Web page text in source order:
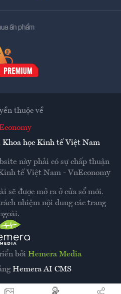
ấn phẩm
bởi Hemera Media
Hemera AI CMS
thuộc về
học Kinh tế Việt Nam
này phải có sự chấp thuận
tế Việt Nam - VnEconomy
sẽ được mở ra ở cửa sổ mới.
nhiệm nội dung các trang